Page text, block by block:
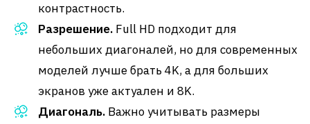
контрастность.
Разрешение. Full HD подходит для
небольших диагоналей, но для современных
моделей лучше брать 4K, а для больших
экранов уже актуален и 8K.
Диагональ. Важно учитывать размеры